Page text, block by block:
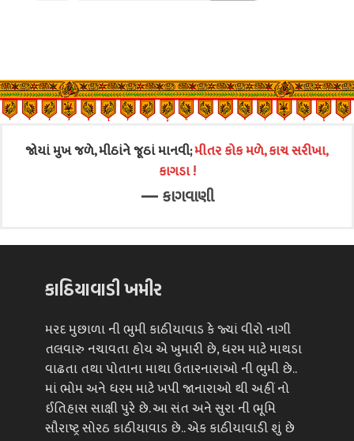
જોયાં મુખ જળે, મીઠાંને જૂઠાં માનવી;મીતર કોક મળે, કાચ સરીખા,
કાગડા !
—કાગવાણી
કાઠિયાવાડી ખમીર
મરદ મુછાળા ની ભુમી કાઠીયાવાડ કે જ્યાં વીરો નાગી
તલવારુ નચાવતા હોય એ ખુમારી છે, ધરમ માટે માથડા
વાઢતા તથા પોતાના માથા ઉતારનારાઓ ની ભુમી છે..
માં ભોમ અને ધરમ માટે ખપી જાનારાઓ થી અહીં નો
ઈતિહાસ સાક્ષી પુરે છે. આ સંત અને સુરા ની ભૂમિ
સૌરાષ્ટ્ર સોરઠ કાઠીયાવાડ છે.. એક કાઠીયાવાડી શું છે